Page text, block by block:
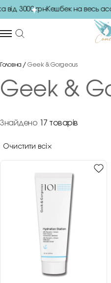
3000 грнКешбек на весь
Головна Geek & Gorgeous
Geek &
Знайдено 17 товарів
Очистити всі